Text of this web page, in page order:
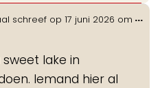
schreef op 17 juni 2026 om
lake in
Iemand hier al
...